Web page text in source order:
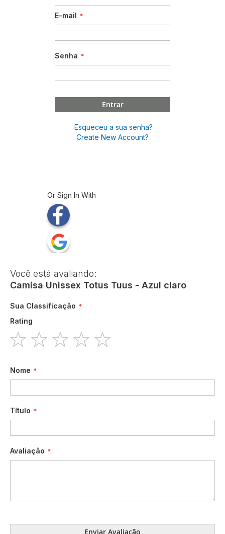
Você está avaliando:
Camisa Unissex Totus Tuus - Azul claro
Sua Classificação
Rating
Nome
Título
Avaliação
Enviar Avaliação
E-mail
Senha
Entrar
Esqueceu a sua senha?
Create New Account?
Or Sign In With